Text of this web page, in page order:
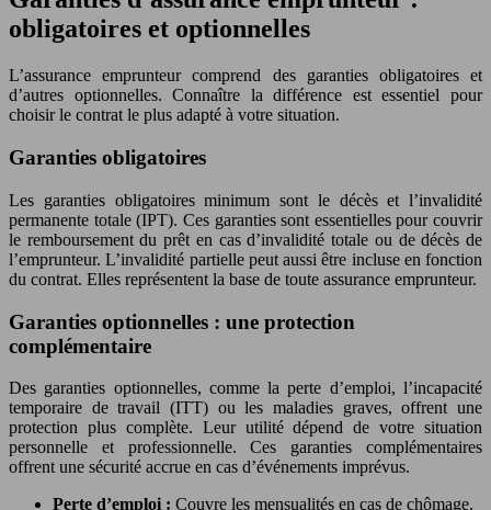
obligatoires et optionnelles
L’assurance emprunteur comprend des garanties obligatoires et
d’autres optionnelles. Connaître la différence est essentiel pour
choisir le contrat le plus adapté à votre situation.
Garanties obligatoires
Les garanties obligatoires minimum sont le décès et l’invalidité
permanente totale (IPT). Ces garanties sont essentielles pour couvrir
le remboursement du prêt en cas d’invalidité totale ou de décès de
l’emprunteur. L’invalidité partielle peut aussi être incluse en fonction
du contrat. Elles représentent la base de toute assurance emprunteur.
Garanties optionnelles : une protection
complémentaire
Des garanties optionnelles, comme la perte d’emploi, l’incapacité
temporaire de travail (ITT) ou les maladies graves, offrent une
protection plus complète. Leur utilité dépend de votre situation
personnelle et professionnelle. Ces garanties complémentaires
offrent une sécurité accrue en cas d’événements imprévus.
Perte d’emploi : Couvre les mensualités en cas de chômage.